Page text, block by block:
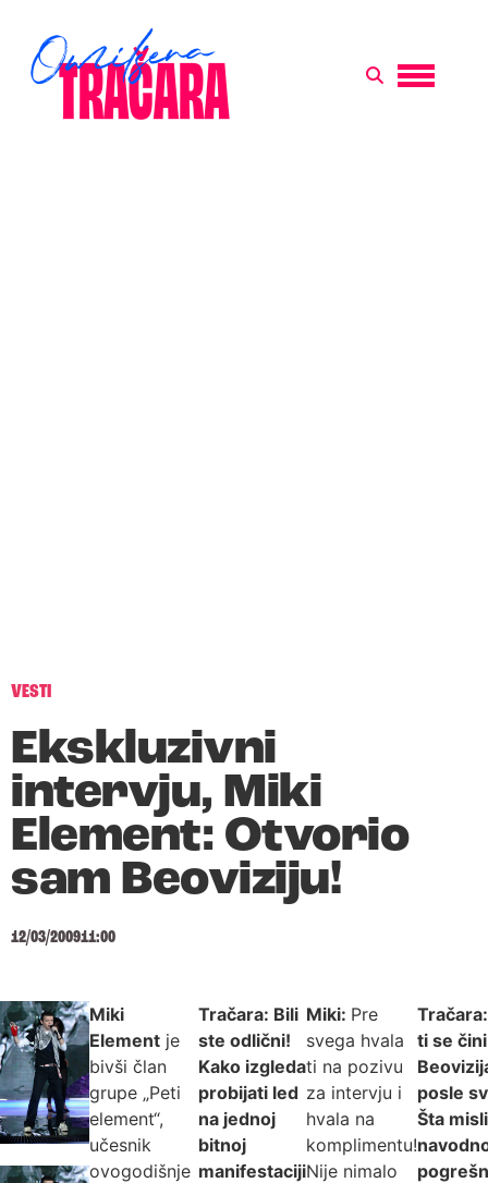
VESTI
Ekskluzivni
intervju, Miki
Element: Otvorio
sam Beoviziju!
12/03/200911:00
Miki
Element je
bivši član
grupe „Peti
element“,
učesnik
ovogodišnje
Tračara: Bili
ste odlični!
Kako izgleda
probijati led
na jednoj
bitnoj
manifestaciji
Miki: Pre
svega hvala
ti na pozivu
za intervju i
hvala na
komplimentu!
Nije nimalo
Tračara
ti se čini
posle
Šta